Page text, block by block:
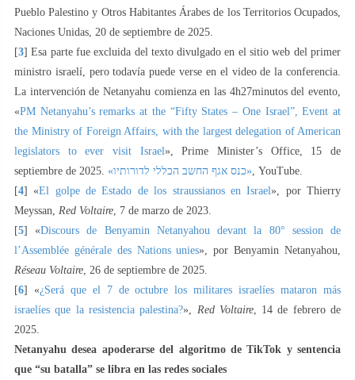
Pueblo Palestino y Otros Habitantes Árabes de los Territorios Ocupados,
Naciones Unidas, 20 de septiembre de 2025.
[3] Esa parte fue excluida del texto divulgado en el sitio web del primer
ministro israelí, pero todavía puede verse en el video de la conferencia.
La intervención de Netanyahu comienza en las 4h27minutos del evento,
«PM Netanyahu’s remarks at the “Fifty States – One Israel”, Event at
the Ministry of Foreign Affairs, with the largest delegation of American
legislators to ever visit Israel», Prime Minister’s Office, 15 de
septiembre de 2025.
«כנס אגף החשב הכללי לדורותיו», YouTube.
[4] «El golpe de Estado de los straussianos en Israel», por Thierry
Meyssan, Red Voltaire, 7 de marzo de 2023.
[5] «Discours de Benyamin Netanyahou devant la 80° session de
l’Assemblée générale des Nations unies», por Benyamin Netanyahou,
Réseau Voltaire, 26 de septiembre de 2025.
[6] «¿Será que el 7 de octubre los militares israelíes mataron más
israelíes que la resistencia palestina?», Red Voltaire, 14 de febrero de
2025.
Netanyahu desea apoderarse del algoritmo de TikTok y sentencia
que “su batalla” se libra en las redes sociales